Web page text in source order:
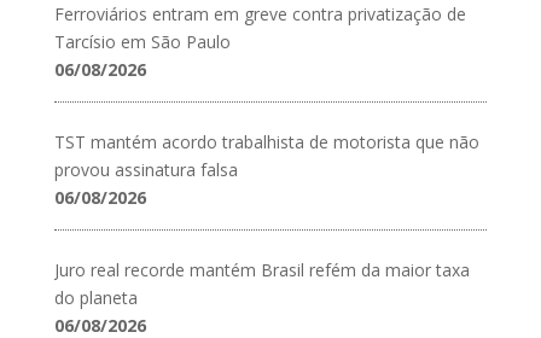
Ferroviários entram em greve contra privatização de
Tarcísio em São Paulo
06/08/2026
TST mantém acordo trabalhista de motorista que não
provou assinatura falsa
06/08/2026
Juro real recorde mantém Brasil refém da maior taxa
do planeta
06/08/2026